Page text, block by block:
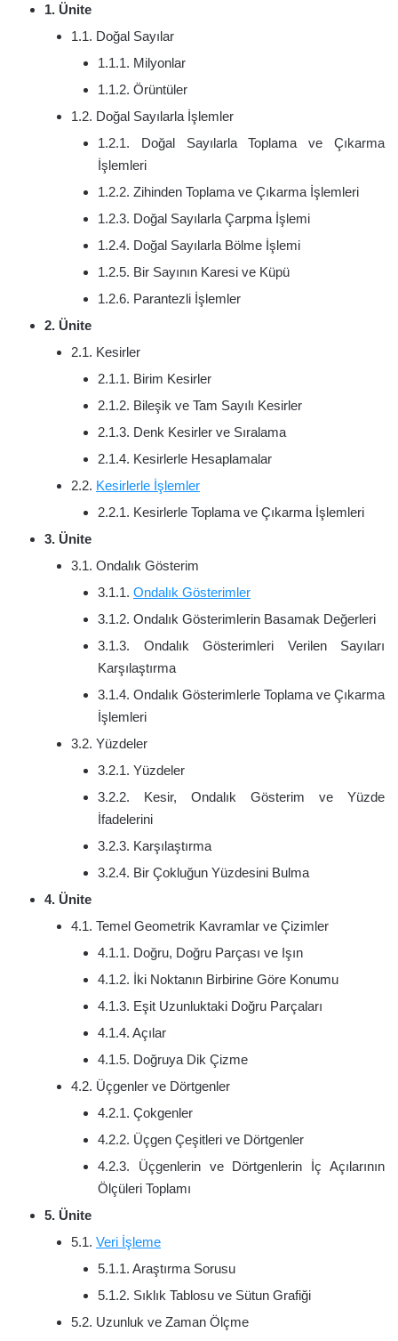
1. Ünite
1.1. Doğal Sayılar
1.1.1. Milyonlar
1.1.2. Örüntüler
1.2. Doğal Sayılarla İşlemler
1.2.1. Doğal Sayılarla Toplama ve Çıkarma
İşlemleri
1.2.2. Zihinden Toplama ve Çıkarma İşlemleri
1.2.3. Doğal Sayılarla Çarpma İşlemi
1.2.4. Doğal Sayılarla Bölme İşlemi
1.2.5. Bir Sayının Karesi ve Küpü
1.2.6. Parantezli İşlemler
2. Ünite
2.1. Kesirler
2.1.1. Birim Kesirler
2.1.2. Bileşik ve Tam Sayılı Kesirler
2.1.3. Denk Kesirler ve Sıralama
2.1.4. Kesirlerle Hesaplamalar
2.2. Kesirlerle İşlemler
2.2.1. Kesirlerle Toplama ve Çıkarma İşlemleri
3. Ünite
3.1. Ondalık Gösterim
3.1.1. Ondalık Gösterimler
3.1.2. Ondalık Gösterimlerin Basamak Değerleri
3.1.3. Ondalık Gösterimleri Verilen Sayıları
Karşılaştırma
3.1.4. Ondalık Gösterimlerle Toplama ve Çıkarma
İşlemleri
3.2. Yüzdeler
3.2.1. Yüzdeler
3.2.2. Kesir, Ondalık Gösterim ve Yüzde
İfadelerini
3.2.3. Karşılaştırma
3.2.4. Bir Çokluğun Yüzdesini Bulma
4. Ünite
4.1. Temel Geometrik Kavramlar ve Çizimler
4.1.1. Doğru, Doğru Parçası ve Işın
4.1.2. İki Noktanın Birbirine Göre Konumu
4.1.3. Eşit Uzunluktaki Doğru Parçaları
4.1.4. Açılar
4.1.5. Doğruya Dik Çizme
4.2. Üçgenler ve Dörtgenler
4.2.1. Çokgenler
4.2.2. Üçgen Çeşitleri ve Dörtgenler
4.2.3. Üçgenlerin ve Dörtgenlerin İç Açılarının
Ölçüleri Toplamı
5. Ünite
5.1. Veri İşleme
5.1.1. Araştırma Sorusu
5.1.2. Sıklık Tablosu ve Sütun Grafiği
5.2. Uzunluk ve Zaman Ölçme